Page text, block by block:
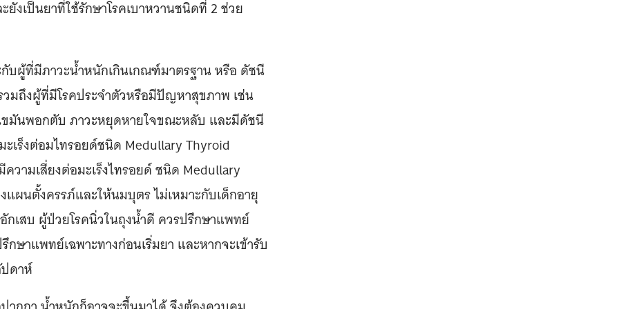
งเป็นยาที่ใช้รักษาโรคเบาหวานชนิดที่ 2 ช่วย
บผู้ที่มีภาวะน้ำหนักเกินเกณฑ์มาตรฐาน หรือ ดัชนี
มถึงผู้ที่มีโรคประจำตัวหรือมีปัญหาสุขภาพ เช่น
ขมันพอกตับ ภาวะหยุดหายใจขณะหลับ และมีดัชนี
เร็งต่อมไทรอยด์ชนิด Medullary Thyroid
วามเสี่ยงต่อมะเร็งไทรอยด์ ชนิด Medullary
แผนตั้งครรภ์และให้นมบุตร ไม่เหมาะกับเด็กอายุ
เสบ ผู้ป่วยโรคนิ่วในถุงน้ำดี ควรปรึกษาแพทย์
กษาแพทย์เฉพาะทางก่อนเริ่มยา และหากจะเข้ารับ
ดาห์